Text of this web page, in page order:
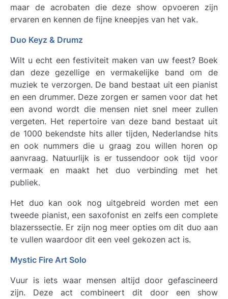
maar de acrobaten die deze show opvoeren zijn
ervaren en kennen de fijne kneepjes van het vak.
Duo Keyz & Drumz
Wilt u echt een festiviteit maken van uw feest? Boek
dan deze gezellige en vermakelijke band om de
muziek te verzorgen. De band bestaat uit een pianist
en een drummer. Deze zorgen er samen voor dat het
een avond wordt die mensen niet snel meer zullen
vergeten. Het repertoire van deze band bestaat uit
de 1000 bekendste hits aller tijden, Nederlandse hits
en ook nummers die u graag zou willen horen op
aanvraag. Natuurlijk is er tussendoor ook tijd voor
vermaak en maakt het duo verbinding met het
publiek.
Het duo kan ook nog uitgebreid worden met een
tweede pianist, een saxofonist en zelfs een complete
blazerssectie. Er zijn nog meer opties om dit duo aan
te vullen waardoor dit een veel gekozen act is.
Mystic Fire Art Solo
Vuur is iets waar mensen altijd door gefascineerd
zijn. Deze act combineert dit door een show